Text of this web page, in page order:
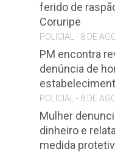
ferido de
Coruripe
POLICIAL - 8 DE
PM encontra
denúncia de
POLICIAL - 8 DE
Mulher
dinheiro e
medida